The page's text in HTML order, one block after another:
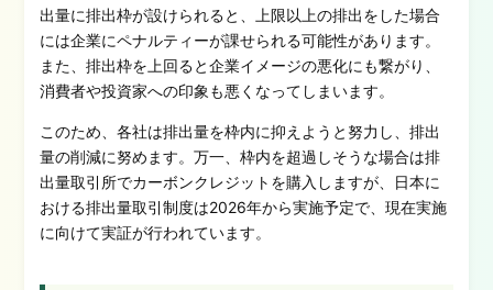
出量に排出枠が設けられると、上限以上の排出をした場合
には企業にペナルティーが課せられる可能性があります。
また、排出枠を上回ると企業イメージの悪化にも繋がり、
消費者や投資家への印象も悪くなってしまいます。
このため、各社は排出量を枠内に抑えようと努力し、排出
量の削減に努めます。万一、枠内を超過しそうな場合は排
出量取引所でカーボンクレジットを購入しますが、日本に
おける排出量取引制度は2026年から実施予定で、現在実施
に向けて実証が行われています。